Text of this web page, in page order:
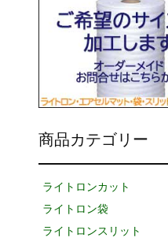
商品カテゴリー
ライトロンカット
ライトロン袋
ライトロンスリット